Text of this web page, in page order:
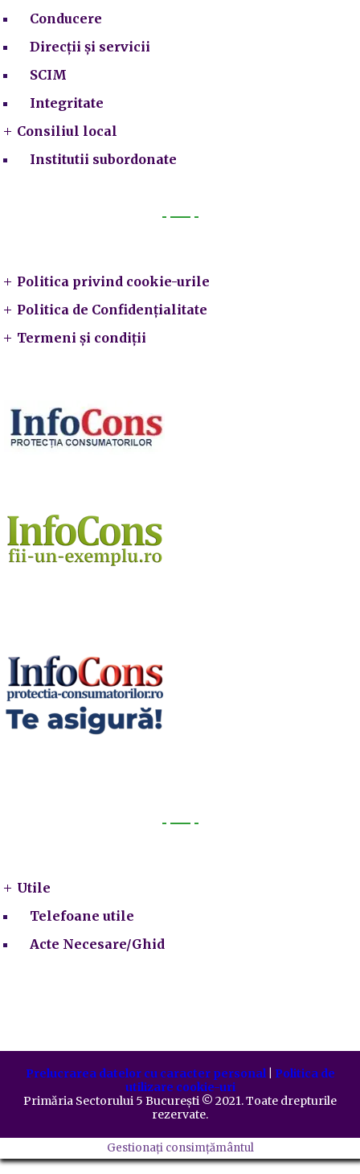
Conducere
Direcții și servicii
SCIM
Integritate
Consiliul local
Institutii subordonate
Politica privind cookie-urile
Politica de Confidențialitate
Termeni și condiții
Utile
Telefoane utile
Acte Necesare/Ghid
Prelucrarea datelor cu caracter personal| Politica de
utilizare cookie-uri
Primăria Sectorului 5 București ©️ 2021. Toate drepturile
rezervate.
Gestionați consimțământul